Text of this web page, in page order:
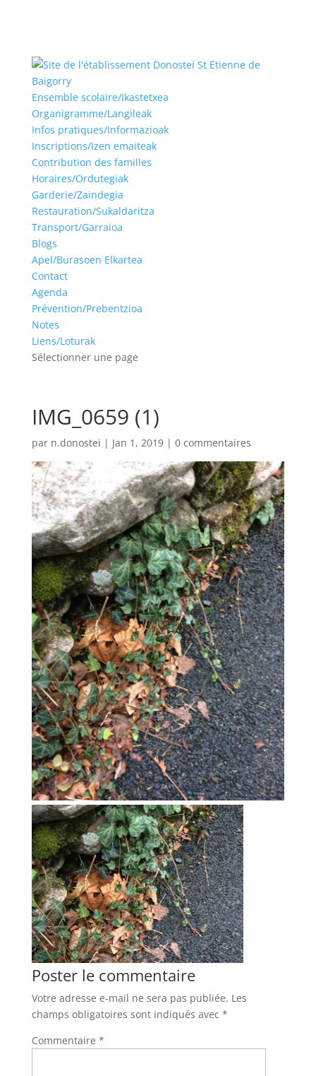
Ensemble scolaire/Ikastetxea
Organigramme/Langileak
Infos pratiques/Informazioak
Inscriptions/Izen emaiteak
Contribution des familles
Horaires/Ordutegiak
Garderie/Zaindegia
Restauration/Sukaldaritza
Transport/Garraioa
Blogs
Apel/Burasoen Elkartea
Contact
Agenda
Prévention/Prebentzioa
Notes
Liens/Loturak
Sélectionner une page
IMG_0659 (1)
par n.donostei | Jan 1, 2019| 0 commentaires
Poster le commentaire
Votre adresse e-mail ne sera pas publiée. Les
champs obligatoires sont indiqués avec *
Commentaire *